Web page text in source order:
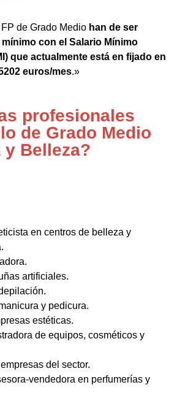
de Grado Medio han de ser
con el Salario Mínimo
que actualmente está en fijado en
euros/mes.»
profesionales
de Grado Medio
y Belleza?
en centros de belleza y
artificiales.
y pedicura.
estéticas.
de equipos, cosméticos y
del sector.
vendedora en perfumerías y